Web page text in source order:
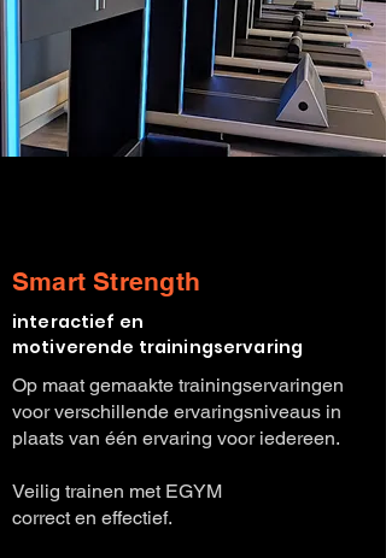
Smart Strength
interactief en
motiverende trainingservaring
Op maat gemaakte trainingservaringen
voor verschillende ervaringsniveaus in
plaats van één ervaring voor iedereen.
Veilig trainen met EGYM
correct en effectief.